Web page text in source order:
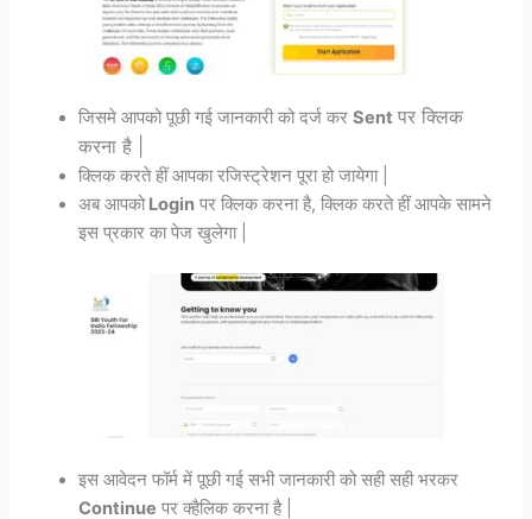
जिसमे आपको पूछी गई जानकारी को दर्ज करSent पर क्लिक
करना है |
क्लिक करते हीं आपका रजिस्ट्रेशन पूरा हो जायेगा |
अब आपकोLogin पर क्लिक करना है, क्लिक करते हीं आपके सामने
इस प्रकार का पेज खुलेगा |
इस आवेदन फॉर्म में पूछी गई सभी जानकारी को सही सही भरकर
Continue पर क्हैलिक करना है |